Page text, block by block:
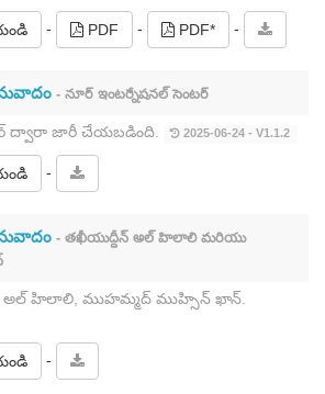
- PDF - PDF* -
- నూర్ ఇంటర్నేషనల్ సెంటర్
ద్వారా జారీ చేయబడింది. 2025-06-24 - V1.1.2
-
- తఖీయుద్దీన్ అల్ హిలాలి మరియు
అల్ హిలాలి, ముహమ్మద్ ముహ్సిన్ ఖాన్.
-